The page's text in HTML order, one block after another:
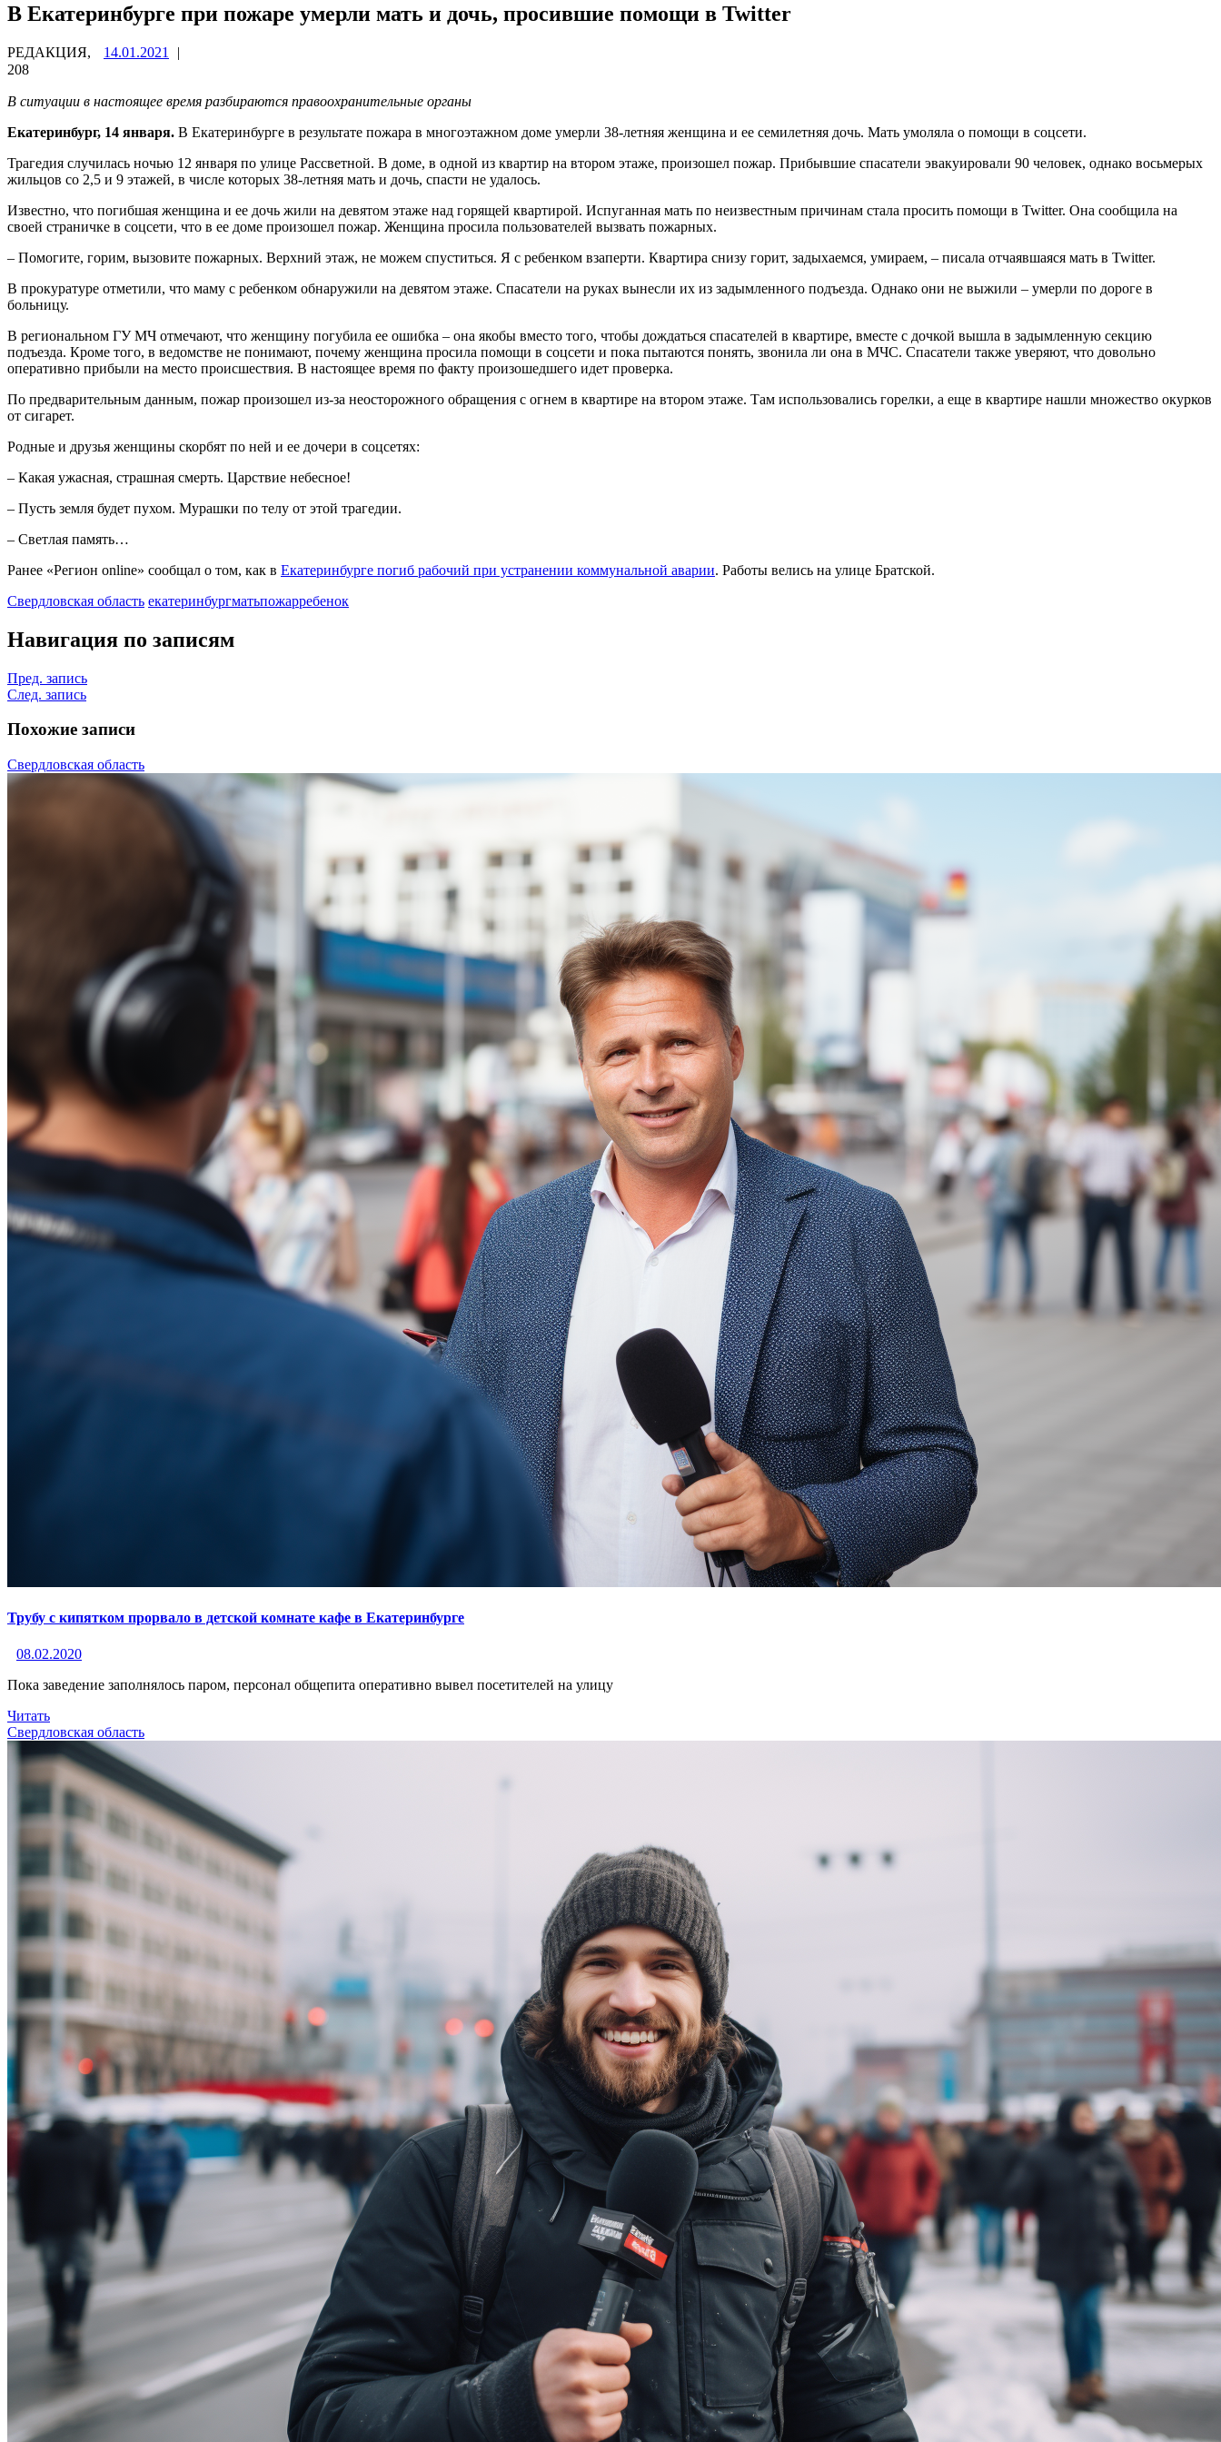
В Екатеринбурге при пожаре умерли мать и дочь, просившие помощи в Twitter
РЕДАКЦИЯ, 14.01.2021
|
208
В ситуации в настоящее время разбираются правоохранительные органы
Екатеринбург, 14 января. В Екатеринбурге в результате пожара в многоэтажном доме умерли 38-летняя женщина и ее семилетняя дочь. Мать умоляла о помощи в соцсети.
Трагедия случилась ночью 12 января по улице Рассветной. В доме, в одной из квартир на втором этаже, произошел пожар. Прибывшие спасатели эвакуировали 90 человек, однако восьмерых
жильцов со 2,5 и 9 этажей, в числе которых 38-летняя мать и дочь, спасти не удалось.
Известно, что погибшая женщина и ее дочь жили на девятом этаже над горящей квартирой. Испуганная мать по неизвестным причинам стала просить помощи в Twitter. Она сообщила на
своей страничке в соцсети, что в ее доме произошел пожар. Женщина просила пользователей вызвать пожарных.
– Помогите, горим, вызовите пожарных. Верхний этаж, не можем спуститься. Я с ребенком взаперти. Квартира снизу горит, задыхаемся, умираем, – писала отчаявшаяся мать в Twitter.
В прокуратуре отметили, что маму с ребенком обнаружили на девятом этаже. Спасатели на руках вынесли их из задымленного подъезда. Однако они не выжили – умерли по дороге в
больницу.
В региональном ГУ МЧ отмечают, что женщину погубила ее ошибка – она якобы вместо того, чтобы дождаться спасателей в квартире, вместе с дочкой вышла в задымленную секцию
подъезда. Кроме того, в ведомстве не понимают, почему женщина просила помощи в соцсети и пока пытаются понять, звонила ли она в МЧС. Спасатели также уверяют, что довольно
оперативно прибыли на место происшествия. В настоящее время по факту произошедшего идет проверка.
По предварительным данным, пожар произошел из-за неосторожного обращения с огнем в квартире на втором этаже. Там использовались горелки, а еще в квартире нашли множество окурков
от сигарет.
Родные и друзья женщины скорбят по ней и ее дочери в соцсетях:
– Какая ужасная, страшная смерть. Царствие небесное!
– Пусть земля будет пухом. Мурашки по телу от этой трагедии.
– Светлая память…
Ранее «Регион online» сообщал о том, как в Екатеринбурге погиб рабочий при устранении коммунальной аварии. Работы велись на улице Братской.
Свердловская область екатеринбургматьпожарребенок
Навигация по записям
Пред. запись
След. запись
Похожие записи
Свердловская область
Трубу с кипятком прорвало в детской комнате кафе в Екатеринбурге
08.02.2020
Пока заведение заполнялось паром, персонал общепита оперативно вывел посетителей на улицу
Читать
Свердловская область